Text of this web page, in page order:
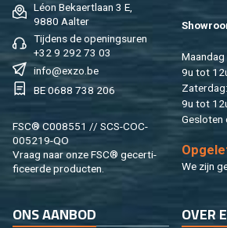
Léon Be­kaert­laan 3 E,
9880 Aal­ter
Tij­dens de ope­nings­uren
+32 9 292 73 03
info@​exzo.​be
BE 0688 738 206
FSC® C008551 // SCS-COC-
005219-QO
Vraag naar onze FSC® ge­cer­ti­
fi­ceer­de pro­duc­ten.
Maan­dag
9u tot
Za­ter­dag:
9u tot
Ge­slo­ten
We zijn
ONS AAN­BOD OVER